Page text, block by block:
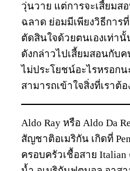
วุ่นวาย แต่การจะเสี้ยมส
ฉลาด ย่อมมีเพียงวิธีการ
ตัดสินใจด้วยตนเองเท่า
ดังกล่าวไปเสี้ยมสอนกับ
ไม่ประโยชน์อะไรหรอก
สามารถเข้าใจสิ่งที่เราต้
Aldo Ray หรือ Aldo Da
สัญชาติอเมริกัน เกิดที่
ครอบครัวเชื้อสาย